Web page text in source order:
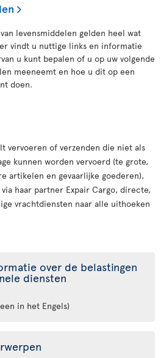
levensmiddelen gelden heel wat
vindt u nuttige links en informatie
u kunt bepalen of u op uw volgende
meeneemt en hoe u dit op een
doen.
vervoeren of verzenden die niet als
kunnen worden vervoerd (te grote,
artikelen en gevaarlijke goederen),
haar partner Expair Cargo, directe,
vrachtdiensten naar alle uithoeken
over de belastingen
diensten
in het Engels)